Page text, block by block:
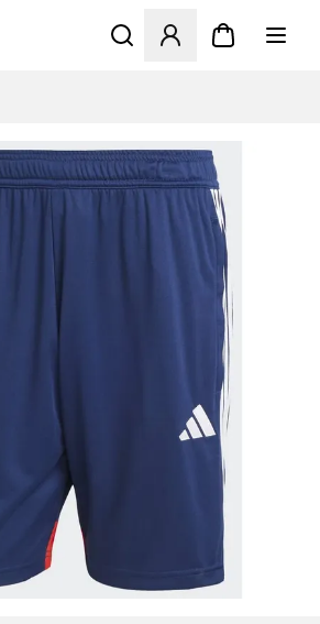
Åbner en Modal til at